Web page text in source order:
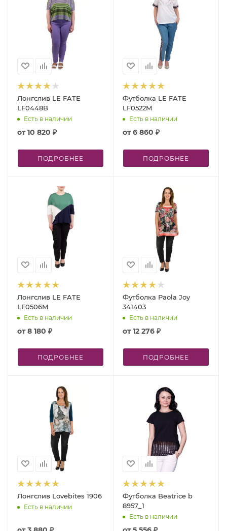
Лонгслив LE FATE
LF0448B
Есть в наличии
от10 820 ₽
ПОДРОБНЕЕ
Футболка LE FATE
LF0522M
Есть в наличии
от6 860 ₽
ПОДРОБНЕЕ
Лонгслив LE FATE
LF0506M
Есть в наличии
от8 180 ₽
ПОДРОБНЕЕ
Футболка Paola Joy
341403
Есть в наличии
от12 276 ₽
ПОДРОБНЕЕ
Лонгслив Lovebites 1906
Есть в наличии
Футболка Beatrice b
8957_1
Есть в наличии